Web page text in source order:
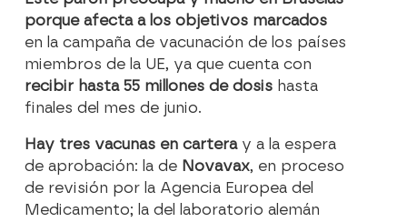
porque afecta a los objetivos marcados
en la campaña de vacunación de los países
miembros de la UE, ya que cuenta con
recibir hasta 55 millones de dosis hasta
finales del mes de junio.
Hay tres vacunas en carteray a la espera
de aprobación: la de Novavax, en proceso
de revisión por la Agencia Europea del
Medicamento; la del laboratorio alemán